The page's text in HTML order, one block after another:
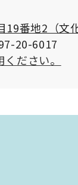
番地2（文
20-6017
ださい。